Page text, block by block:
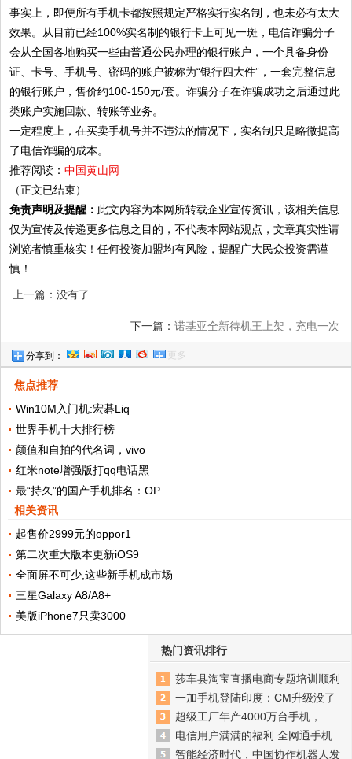
事实上，即便所有手机卡都按照规定严格实行实名制，也未必有太大
效果。从目前已经100%实名制的银行卡上可见一斑，电信诈骗分子
会从全国各地购买一些由普通公民办理的银行账户，一个具备身份
证、卡号、手机号、密码的账户被称为“银行四大件”，一套完整信息
的银行账户，售价约100-150元/套。诈骗分子在诈骗成功之后通过此
类账户实施回款、转账等业务。
一定程度上，在买卖手机号并不违法的情况下，实名制只是略微提高
了电信诈骗的成本。
推荐阅读：中国黄山网
（正文已结束）
免责声明及提醒： 此文内容为本网所转载企业宣传资讯，该相关信息
仅为宣传及传递更多信息之目的，不代表本网站观点，文章真实性请
浏览者慎重核实！任何投资加盟均有风险，提醒广大民众投资需谨
慎！
上一篇：没有了
下一篇： 诺基亚全新待机王上架，充电一次
分享到： 更多
焦点推荐
Win10M入门机:宏碁Liq
世界手机十大排行榜
颜值和自拍的代名词，vivo
红米note增强版打qq电话黑
最“持久”的国产手机排名：OP
相关资讯
起售价2999元的oppor1
第二次重大版本更新iOS9
全面屏不可少,这些新手机成市场
三星Galaxy A8/A8+
美版iPhone7只卖3000
热门资讯排行
莎车县淘宝直播电商专题培训顺利
一加手机登陆印度：CM升级没了
超级工厂年产4000万台手机，
电信用户满满的福利 全网通手机
智能经济时代，中国协作机器人发